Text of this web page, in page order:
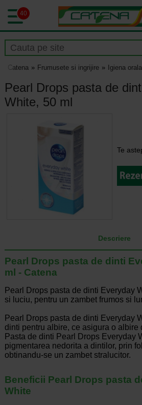
40
Catena Frumusete si ingrijire Igiena orala
Pearl Drops pasta de
White, 50 ml
Te
Descriere
Pearl Drops pasta de dinti
ml - Catena
Pearl Drops pasta de dinti Everyday
si luciu, pentru un zambet frumos si
Pearl Drops pasta de dinti Everyday
dinti pentru albire, ce asigura o albire
Pasta de dinti Pearl Drops Everyday
pigmentarea nedorita a dintilor, prin
obtinandu-se un zambet stralucitor.
Beneficii Pearl Drops pasta
White